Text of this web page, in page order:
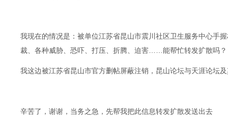
我现在的情况是：被单位江苏省昆山市震川社区卫生服务中心手
裁、各种威胁、恐吓、打压、折腾、迫害……能帮忙转发扩散吗？
我这边被江苏省昆山市官方删帖屏蔽注销，昆山论坛与天涯论坛
辛苦了，谢谢，当务之急，先帮我把此信息转发扩散发送出去